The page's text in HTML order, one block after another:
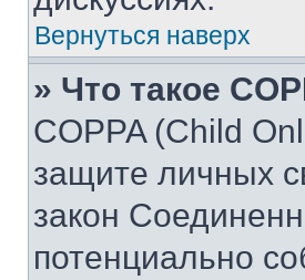
Вернуться наверх
» Что такое
COPPA (Child
защите личных
закон
потенциально